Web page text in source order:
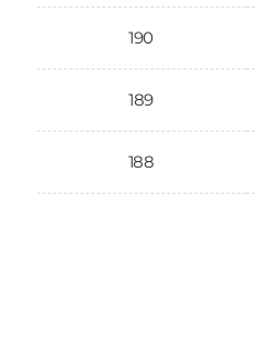
190
189
188